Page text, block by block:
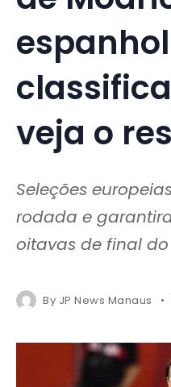
veja o
Seleções
rodada e
oitavas de final
By JP News Manaus